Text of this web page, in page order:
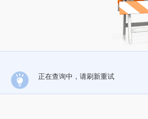
正在查询中，请刷新重试